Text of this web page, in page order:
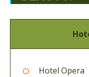
Hotel Opera